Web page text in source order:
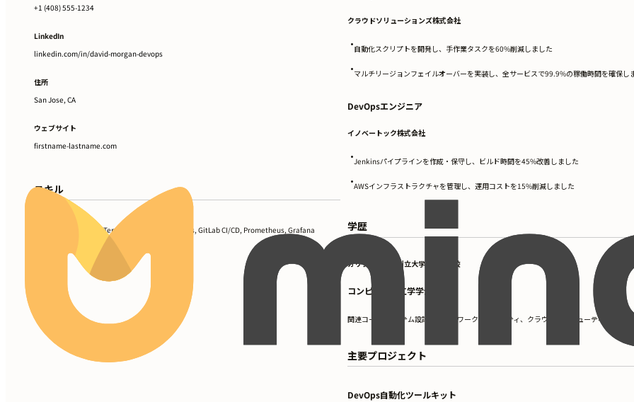
+1 (408) 555-1234
LinkedIn
linkedin.com/in/david-morgan-devops
住所
San Jose, CA
ウェブサイト
firstname-lastname.com
スキル
Kubernetes, Docker, Terraform, Ansible, Jenkins, GitLab CI/CD, Prometheus, Grafana
クラウドソリューションズ株式会社
•自動化スクリプトを開発し、手作業タスクを60%削減しました
•マルチリージョンフェイルオーバーを実装し、全サービスで99.9%の稼働時間を確保し
DevOpsエンジニア
イノベートック株式会社
•Jenkinsパイプラインを作成・保守し、ビルド時間を45%改善しました
•AWSインフラストラクチャを管理し、運用コストを15%削減しました
学歴
カリフォルニア州立大学サンノゼ校
コンピュータ工学学士号
関連コース: システム設計、ネットワークセキュリティ、クラウドコンピューティング。
主要プロジェクト
DevOps自動化ツールキット